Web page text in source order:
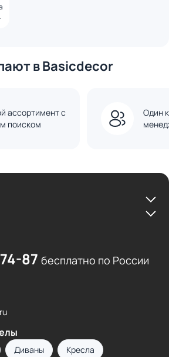
в Basicdecor
ассортимент с
поиском
Один
87 бесплатно по России
Диваны Кресла